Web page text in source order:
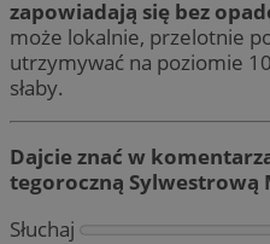
zapowiadają się bez
może lokalnie, przelotnie
utrzymywać na poziomie
słaby.
Dajcie znać w
tegoroczną Sylwestrową
Słuchaj